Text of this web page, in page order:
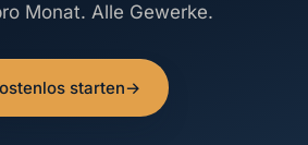
Monat. Alle Gewerke.
starten→